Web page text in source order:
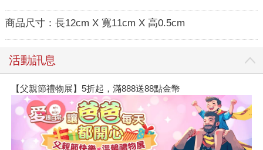
商品尺寸： 長12cm X 寬11cm X 高0.5cm
活動訊息
【父親節禮物展】5折起，滿888送88點金幣